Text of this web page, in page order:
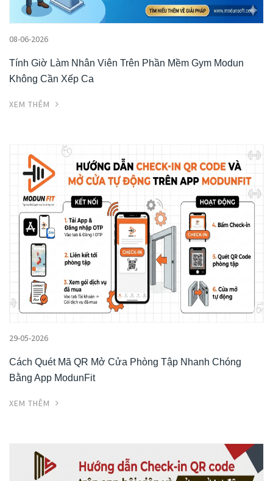
08-06-2026
Tính Giờ Làm Nhân Viên Trên Phần Mềm Gym Modun
Không Cần Xếp Ca
XEM THÊM
29-05-2026
Cách Quét Mã QR Mở Cửa Phòng Tập Nhanh Chóng
Bằng App ModunFit
XEM THÊM